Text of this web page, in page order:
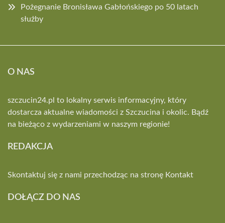
Pożegnanie Bronisława Gabłońskiego po 50 latach
służby
O NAS
szczucin24.pl to lokalny serwis informacyjny, który
dostarcza aktualne wiadomości z Szczucina i okolic. Bądź
na bieżąco z wydarzeniami w naszym regionie!
REDAKCJA
Skontaktuj się z nami przechodząc na stronę Kontakt
DOŁĄCZ DO NAS